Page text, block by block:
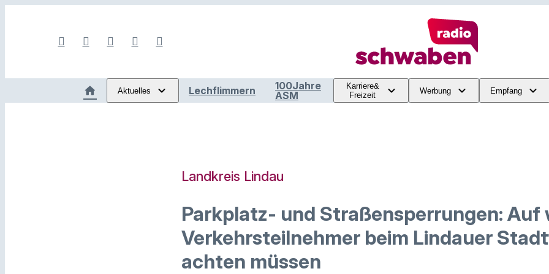
Aktuelles Lechflimmern
100Jahre
ASM
Karriere&
Freizeit
Werbung Empfang
Landkreis Lindau
Parkplatz- und Straßensperrungen: Auf
Verkehrsteilnehmer beim Lindauer
achten müssen